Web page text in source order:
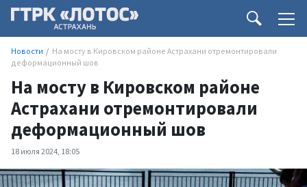
Новости
На мосту в Кировском районе Астрахани отремонтировали
деформационный шов
На мосту в Кировском районе
Астрахани отремонтировали
деформационный шов
18 июля 2024, 18:05